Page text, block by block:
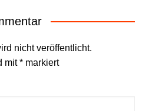
nicht veröffentlicht.
mit*markiert